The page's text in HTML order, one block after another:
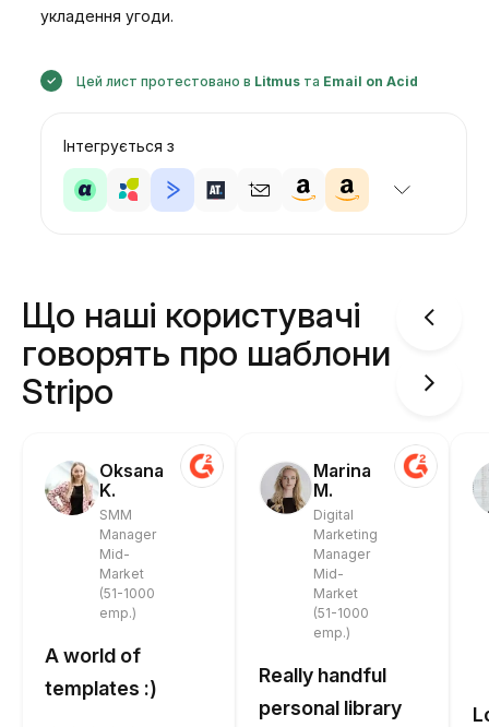
укладення угоди.
Цей лист протестовано в Litmus та Email on Acid
Інтегрується з
Що наші користувачі
говорять про шаблони
Stripo
Oksana
K.
SMM
Manager
Mid-
Market
(51-1000
emp.)
A world of
templates :)
Marina
M.
Digital
Marketing
Manager
Mid-
Market
(51-1000
emp.)
Really handful
personal library